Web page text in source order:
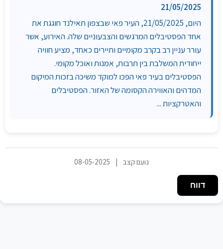
21/05/2025
היום, 21/05/2025, העיר פאי שבצפון תאילנד חוגגת את
אחד הפסטיבלים המרגשים והצבעוניים שלה. האירוע, אשר
עורר עניין רב בקרב מקומיים ותיירים כאחד, מציע חוויה
ייחודית המשלבת בין תרבות, אמנות ואוכל מקומי.
הפסטיבלים בעיר פאי הפכו למוקד משיכה בזכות המיקום
המדהים והאווירה הקסומה של האזור. הפסטיבלים
והאטרקציות ...
נועם קצב |
08-05-2025
דווח